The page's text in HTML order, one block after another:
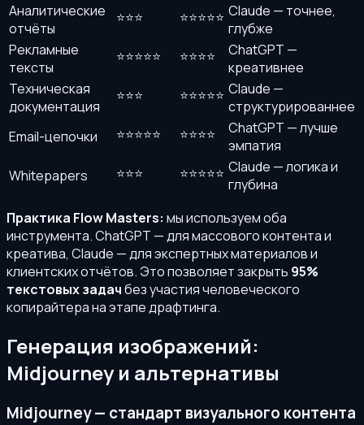
Аналитические
отчёты
⭐⭐⭐ ⭐⭐⭐⭐⭐ Claude — точнее,
глубже
Рекламные
тексты
⭐⭐⭐⭐⭐ ⭐⭐⭐⭐
ChatGPT —
креативнее
Техническая
документация
⭐⭐⭐ ⭐⭐⭐⭐⭐ Claude —
структурированнее
Email-цепочки
⭐⭐⭐⭐⭐ ⭐⭐⭐⭐
ChatGPT — лучше
эмпатия
Whitepapers
⭐⭐⭐ ⭐⭐⭐⭐⭐ Claude — логика и
глубина
Практика Flow Masters: мы используем оба
инструмента. ChatGPT — для массового контента и
креатива, Claude — для экспертных материалов и
клиентских отчётов. Это позволяет закрыть 95%
текстовых задачбез участия человеческого
копирайтера на этапе драфтинга.
Генерация изображений:
Midjourney и альтернативы
Midjourney — стандарт визуального контента